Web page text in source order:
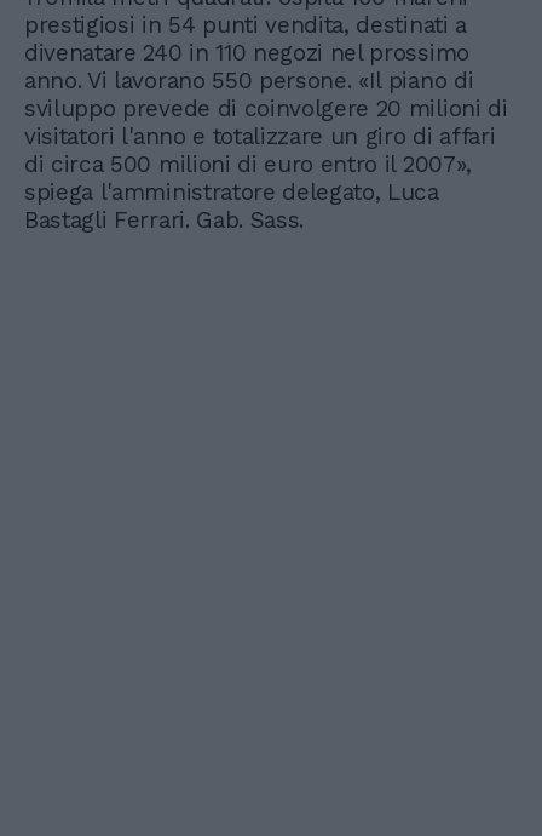
prestigiosi in 54 punti vendita, destinati a
divenatare 240 in 110 negozi nel prossimo
anno. Vi lavorano 550 persone. «Il piano di
sviluppo prevede di coinvolgere 20 milioni di
visitatori l'anno e totalizzare un giro di affari
di circa 500 milioni di euro entro il 2007»,
spiega l'amministratore delegato, Luca
Bastagli Ferrari. Gab. Sass.